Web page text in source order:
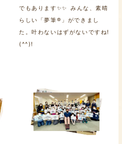
でもあります✨✨ みんな、素晴
らしい「夢筆®」ができまし
た。叶わないはずがないですね!
(^^)!